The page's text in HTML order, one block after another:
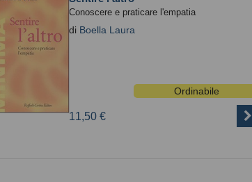
Conoscere e praticare l'empatia
di Boella Laura
Ordinabile
11,50 €